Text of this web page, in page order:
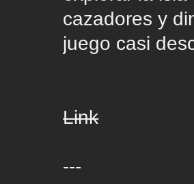
cazadores y
juego casi
Link
---